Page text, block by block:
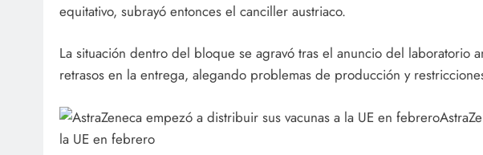
equitativo, subrayó entonces el canciller austriaco.
La situación dentro del bloque se agravó tras el anuncio del laboratorio
retrasos en la entrega, alegando problemas de producción y
la UE en febrero